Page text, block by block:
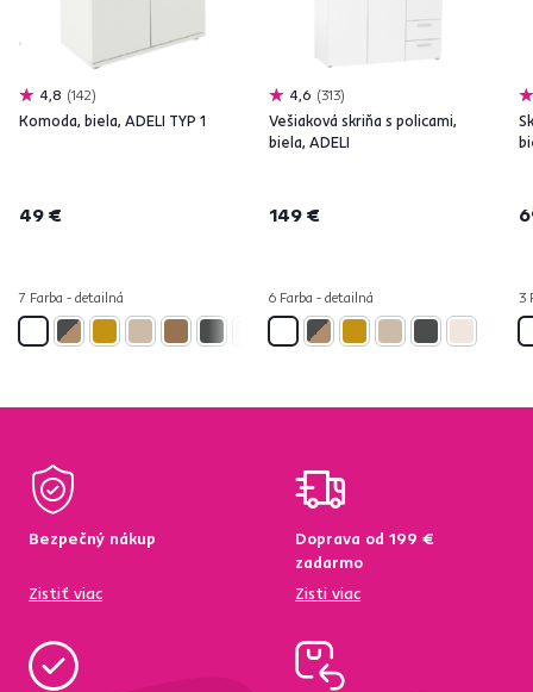
4,8 142
Komoda, biela, ADELI TYP 1
49 €
7 Farba - detailná
4,6 313
Vešiaková skriňa s policami,
biela, ADELI
149 €
6 Farba - detailná 3
Bezpečný nákup
Zistiť viac
Doprava od 199 €
zadarmo
Zisti viac